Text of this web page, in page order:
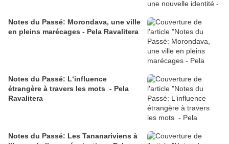
Notes du Passé: Morondava, une ville
en pleins marécages - Pela Ravalitera
Notes du Passé: L‘influence
étrangère à travers les mots - Pela
Ravalitera
Notes du Passé: Les Tananariviens à